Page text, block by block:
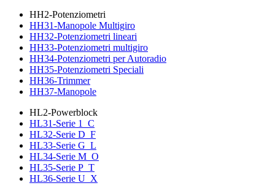
HH2-Potenziometri
HH31-Manopole Multigiro
HH32-Potenziometri lineari
HH33-Potenziometri multigiro
HH34-Potenziometri per Autoradio
HH35-Potenziometri Speciali
HH36-Trimmer
HH37-Manopole
HL2-Powerblock
HL31-Serie 1_C
HL32-Serie D_F
HL33-Serie G_L
HL34-Serie M_O
HL35-Serie P_T
HL36-Serie U_X